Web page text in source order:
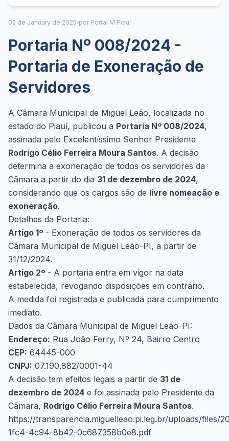
02 de January de 2025 por Portal M Piaui
Portaria Nº 008/2024 -
Portaria de Exoneração de
Servidores
A Câmara Municipal de Miguel Leão, localizada no
estado do Piauí, publicou a Portaria Nº 008/2024,
assinada pelo Excelentíssimo Senhor Presidente
Rodrigo Célio Ferreira Moura Santos. A decisão
determina a exoneração de todos os servidores da
Câmara a partir do dia 31 de dezembro de 2024,
considerando que os cargos são de livre nomeação e
exoneração.
Detalhes da Portaria:
Artigo 1º - Exoneração de todos os servidores da
Câmara Municipal de Miguel Leão-PI, a partir de
31/12/2024.
Artigo 2º - A portaria entra em vigor na data
estabelecida, revogando disposições em contrário.
A medida foi registrada e publicada para cumprimento
imediato.
Dados da Câmara Municipal de Miguel Leão-PI:
Endereço: Rua João Ferry, Nº 24, Bairro Centro
CEP: 64445-000
CNPJ: 07.190.882/0001-44
A decisão tem efeitos legais a partir de 31 de
dezembro de 2024 e foi assinada pelo Presidente da
Câmara, Rodrigo Célio Ferreira Moura Santos.
https://transparencia.miguelleao.pi.leg.br/uploads/files/
1fc4-4c94-8b42-0c687358b0e8.pdf